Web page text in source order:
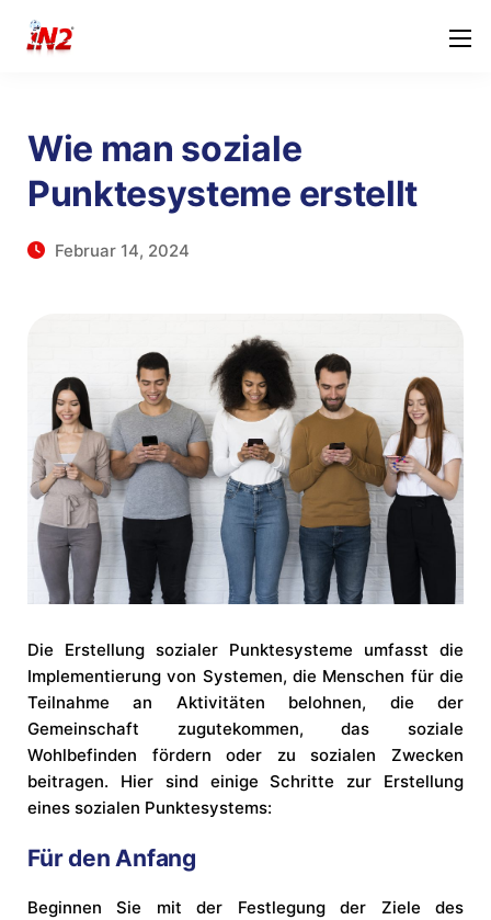
Wie man soziale
Punktesysteme erstellt
Februar 14, 2024
Die Erstellung sozialer Punktesysteme umfasst die
Implementierung von Systemen, die Menschen für die
Teilnahme an Aktivitäten belohnen, die der
Gemeinschaft zugutekommen, das soziale
Wohlbefinden fördern oder zu sozialen Zwecken
beitragen. Hier sind einige Schritte zur Erstellung
eines sozialen Punktesystems:
Für den Anfang
Beginnen Sie mit der Festlegung der Ziele des